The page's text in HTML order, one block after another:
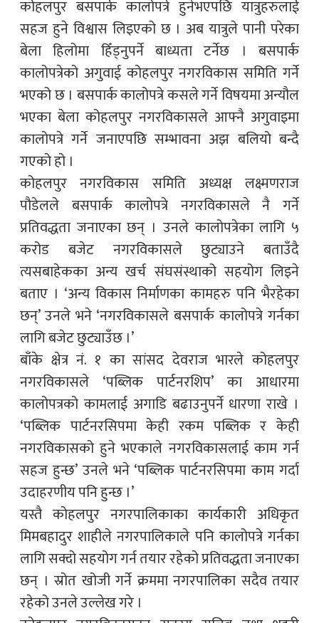
कोहलपुर बसपार्क कालोपत्रे हुनेभएपछि यात्रुहरुलाई
सहज हुने विश्वास लिइएको छ । अब यात्रुले पानी परेका
बेला हिलोमा हिँड्नुपर्ने बाध्यता टर्नेछ । बसपार्क
कालोपत्रेको अगुवाई कोहलपुर नगरविकास समिति गर्ने
भएको छ । बसपार्क कालोपत्रे कसले गर्ने विषयमा अन्यौल
भएका बेला कोहलपुर नगरविकासले आफ्नै अगुवाइमा
कालोपत्रे गर्ने जनाएपछि सम्भावना अझ बलियो बन्दै
गएको हो ।
कोहलपुर नगरविकास समिति अध्यक्ष लक्ष्मणराज
पौडेलले बसपार्क कालोपत्रे नगरविकासले नै गर्ने
प्रतिवद्धता जनाएका छन् । उनले कालोपत्रेका लागि ५
करोड बजेट नगरविकासले छुट्याउने बताउँदै
त्यसबाहेकका अन्य खर्च संघसंस्थाको सहयोग लिइने
बताए । ‘अन्य विकास निर्माणका कामहरु पनि भैरहेका
छन्’ उनले भने ‘नगरविकासले बसपार्क कालोपत्रे गर्नका
लागि बजेट छुट्याउँछ ।’
बाँके क्षेत्र नं. १ का सांसद देवराज भारले कोहलपुर
नगरविकासले ‘पब्लिक पार्टनरशिप’ का आधारमा
कालोपत्रको कामलाई अगाडि बढाउनुपर्ने धारणा राखे ।
‘पब्लिक पार्टनरसिपमा केही रकम पब्लिक र केही
नगरविकासको हुने भएकाले नगरविकासलाई काम गर्न
सहज हुन्छ’ उनले भने ‘पब्लिक पार्टनरसिपमा काम गर्दा
उदाहरणीय पनि हुन्छ ।’
यस्तै कोहलपुर नगरपालिकाका कार्यकारी अधिकृत
मिमबहादुर शाहीले नगरपालिकाले पनि कालोपत्रे गर्नका
लागि सक्दो सहयोग गर्न तयार रहेको प्रतिवद्धता जनाएका
छन् । स्रोत खोजी गर्ने क्रममा नगरपालिका सदैव तयार
रहेको उनले उल्लेख गरे ।